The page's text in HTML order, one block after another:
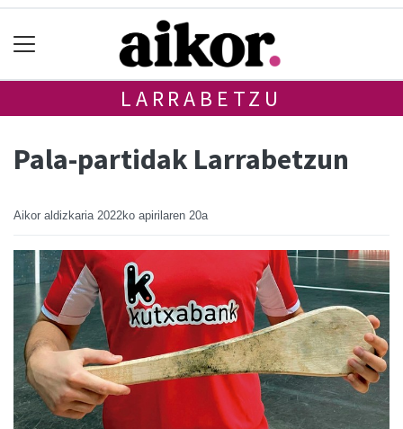
LARRABETZU
Pala-partidak Larrabetzun
Aikor aldizkaria 2022ko apirilaren 20a